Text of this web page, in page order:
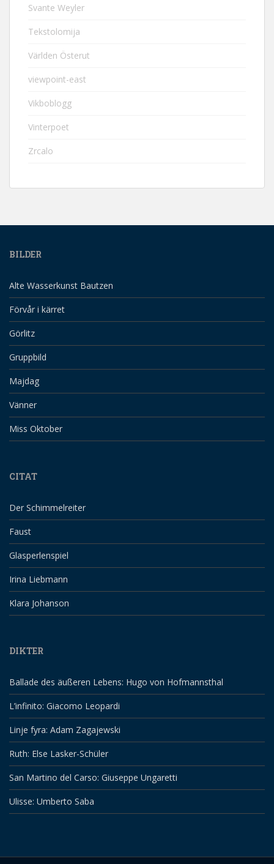
Svante Weyler
Tekstolomija
Världen Österut
viewpoint-east
Vikboblogg
Vinterpoet
Zrcalo
BILDER
Alte Wasserkunst Bautzen
Förvår i kärret
Görlitz
Gruppbild
Majdag
Vänner
Miss Oktober
CITAT
Der Schimmelreiter
Faust
Glasperlenspiel
Irina Liebmann
Klara Johanson
DIKTER
Ballade des äußeren Lebens: Hugo von Hofmannsthal
L’infinito: Giacomo Leopardi
Linje fyra: Adam Zagajewski
Ruth: Else Lasker-Schüler
San Martino del Carso: Giuseppe Ungaretti
Ulisse: Umberto Saba